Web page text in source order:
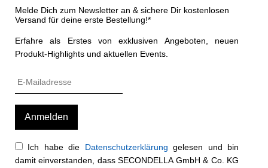
Melde Dich zum Newsletter an & sichere Dir kostenlosen
Versand für deine erste Bestellung!*
Erfahre als Erstes von exklusiven Angeboten, neuen
Produkt-Highlights und aktuellen Events.
Ich habe die Datenschutzerklärung gelesen und bin
damit einverstanden, dass SECONDELLA GmbH & Co. KG